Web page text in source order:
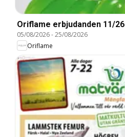
Oriflame erbjudanden 11/26
05/08/2026-25/08/2026
Oriflame